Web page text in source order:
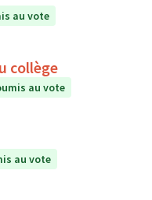
au vote
collège
au vote
au vote